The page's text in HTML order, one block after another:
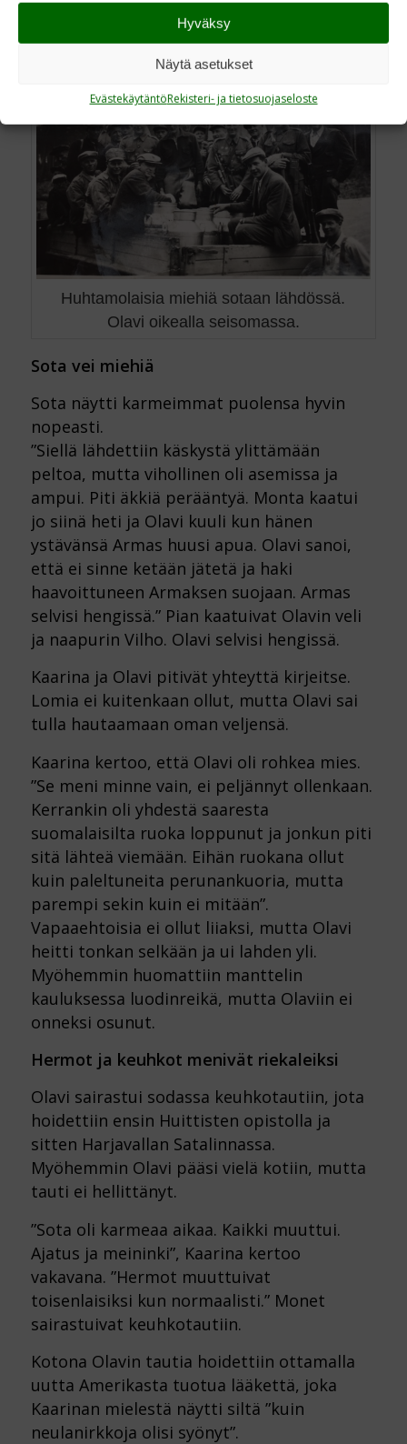
Hyväksy
Näytä asetukset
EvästekäytäntöRekisteri- ja tietosuojaseloste
Huhtamolaisia miehiä sotaan lähdössä.
Olavi oikealla seisomassa.
Sota vei miehiä
Sota näytti karmeimmat puolensa hyvin
nopeasti.
”Siellä lähdettiin käskystä ylittämään
peltoa, mutta vihollinen oli asemissa ja
ampui. Piti äkkiä perääntyä. Monta kaatui
jo siinä heti ja Olavi kuuli kun hänen
ystävänsä Armas huusi apua. Olavi sanoi,
että ei sinne ketään jätetä ja haki
haavoittuneen Armaksen suojaan. Armas
selvisi hengissä.” Pian kaatuivat Olavin veli
ja naapurin Vilho. Olavi selvisi hengissä.
Kaarina ja Olavi pitivät yhteyttä kirjeitse.
Lomia ei kuitenkaan ollut, mutta Olavi sai
tulla hautaamaan oman veljensä.
Kaarina kertoo, että Olavi oli rohkea mies.
”Se meni minne vain, ei peljännyt ollenkaan.
Kerrankin oli yhdestä saaresta
suomalaisilta ruoka loppunut ja jonkun piti
sitä lähteä viemään. Eihän ruokana ollut
kuin paleltuneita perunankuoria, mutta
parempi sekin kuin ei mitään”.
Vapaaehtoisia ei ollut liiaksi, mutta Olavi
heitti tonkan selkään ja ui lahden yli.
Myöhemmin huomattiin manttelin
kauluksessa luodinreikä, mutta Olaviin ei
onneksi osunut.
Hermot ja keuhkot menivät riekaleiksi
Olavi sairastui sodassa keuhkotautiin, jota
hoidettiin ensin Huittisten opistolla ja
sitten Harjavallan Satalinnassa.
Myöhemmin Olavi pääsi vielä kotiin, mutta
tauti ei hellittänyt.
”Sota oli karmeaa aikaa. Kaikki muuttui.
Ajatus ja meininki”, Kaarina kertoo
vakavana. ”Hermot muuttuivat
toisenlaisiksi kun normaalisti.” Monet
sairastuivat keuhkotautiin.
Kotona Olavin tautia hoidettiin ottamalla
uutta Amerikasta tuotua lääkettä, joka
Kaarinan mielestä näytti siltä ”kuin
neulanirkkoja olisi syönyt”.